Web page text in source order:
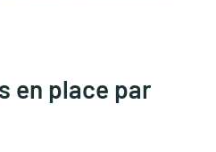
en place par